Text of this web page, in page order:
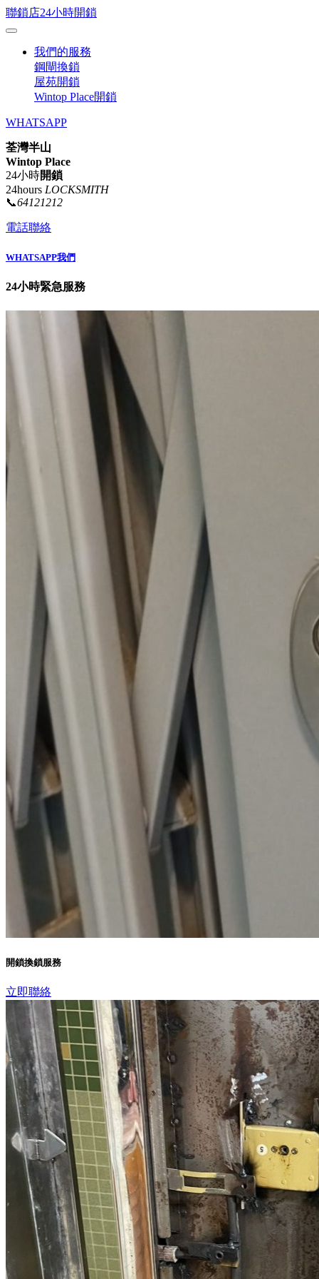
聯鎖店24小時開鎖
我們的服務
鋼閘換鎖
屋苑開鎖
Wintop Place開鎖
WHATSAPP
荃灣半山
Wintop Place
24小時開鎖
24hours LOCKSMITH
📞64121212
電話聯絡
WHATSAPP我們
24小時緊急服務
開鎖換鎖服務
立即聯絡